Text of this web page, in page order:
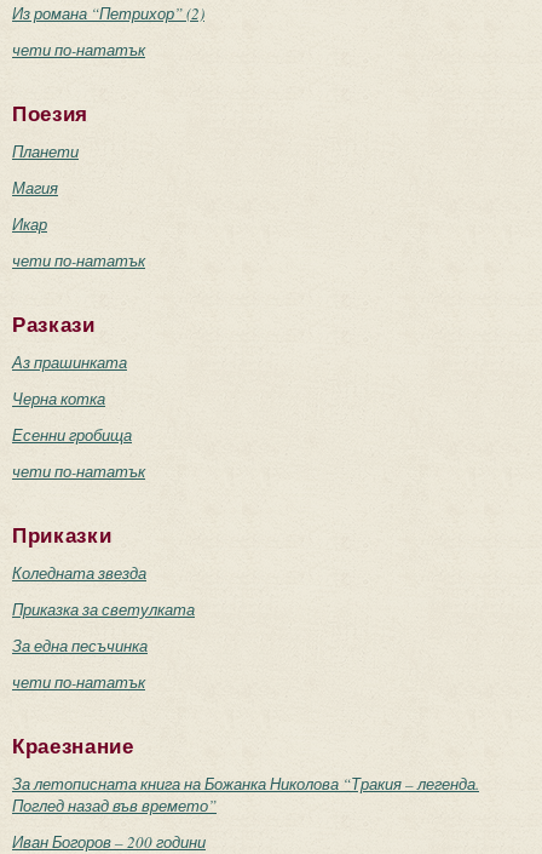
Из романа “Петрихор” (2)
чети по-нататък
Поезия
Планети
Магия
Икар
чети по-нататък
Разкази
Аз прашинката
Черна котка
Есенни гробища
чети по-нататък
Приказки
Коледната звезда
Приказка за светулката
За една песъчинка
чети по-нататък
Краезнание
За летописната книга на Божанка Николова “Тракия – легенда.
Поглед назад във времето”
Иван Богоров – 200 години